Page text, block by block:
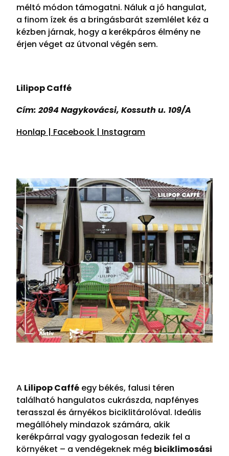
méltó módon támogatni. Náluk a jó hangulat,
a finom ízek és a bringásbarát szemlélet kéz a
kézben járnak, hogy a kerékpáros élmény ne
érjen véget az útvonal végén sem.
Lilipop Caffé
Cím: 2094 Nagykovácsi, Kossuth u. 109/A
Honlap | Facebook | Instagram
A Lilipop Caffé egy békés, falusi téren
található hangulatos cukrászda, napfényes
terasszal és árnyékos biciklitárolóval. Ideális
megállóhely mindazok számára, akik
kerékpárral vagy gyalogosan fedezik fel a
környéket – a vendégeknek még biciklimosási